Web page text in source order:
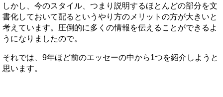
しかし、今のスタイル、つまり説明するほとんどの部分を文
書化しておいて配るというやり方のメリットの方が大きいと
考えています。圧倒的に多くの情報を伝えることができるよ
うになりましたので。
それでは、9年ほど前のエッセーの中から1つを紹介しようと
思います。